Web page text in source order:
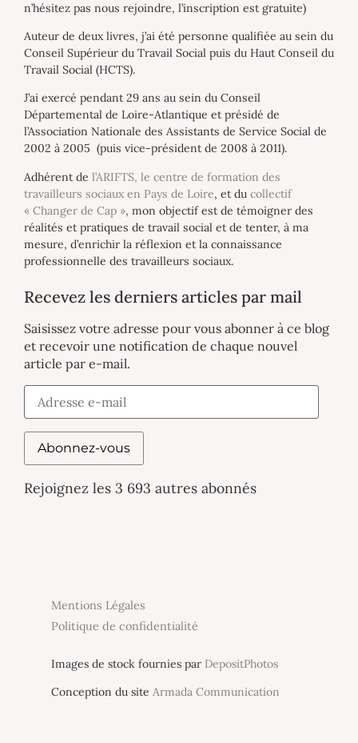
n’hésitez pas nous rejoindre, l’inscription est gratuite)
Auteur de deux livres, j’ai été personne qualifiée au sein du
Conseil Supérieur du Travail Social puis du Haut Conseil du
Travail Social (HCTS).
J’ai exercé pendant 29 ans au sein du Conseil
Départemental de Loire-Atlantique et présidé de
l’Association Nationale des Assistants de Service Social de
2002 à 2005 (puis vice-président de 2008 à 2011).
Adhérent de l’ARIFTS, le centre de formation des
travailleurs sociaux en Pays de Loire, et du collectif
« Changer de Cap », mon objectif est de témoigner des
réalités et pratiques de travail social et de tenter, à ma
mesure, d’enrichir la réflexion et la connaissance
professionnelle des travailleurs sociaux.
Recevez les derniers articles par mail
Saisissez votre adresse pour vous abonner à ce blog
et recevoir une notification de chaque nouvel
article par e-mail.
Abonnez-vous
Rejoignez les 3 693 autres abonnés
Mentions Légales
Politique de confidentialité
Images de stock fournies par DepositPhotos
Conception du site Armada Communication